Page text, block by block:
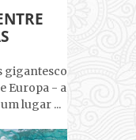
gigantesco
Europa - a
lugar ...